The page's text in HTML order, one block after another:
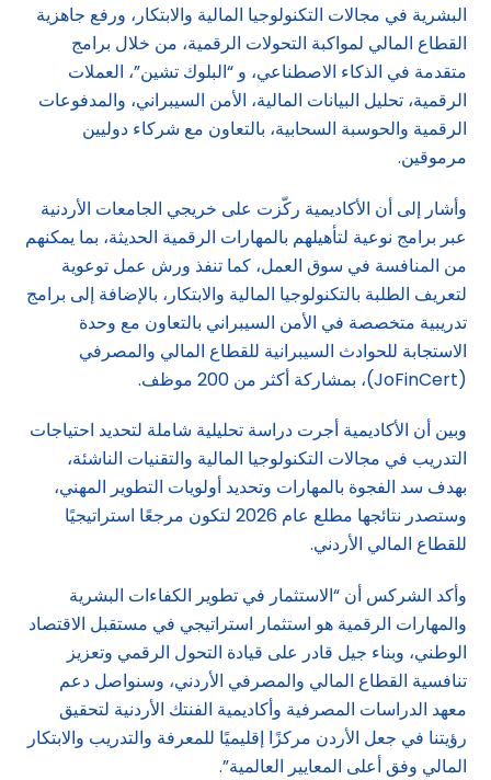
البشرية في مجالات التكنولوجيا المالية والابتكار، ورفع جاهزية
القطاع المالي لمواكبة التحولات الرقمية، من خلال برامج
متقدمة في الذكاء الاصطناعي، و “البلوك تشين”، العملات
الرقمية، تحليل البيانات المالية، الأمن السيبراني، والمدفوعات
الرقمية والحوسبة السحابية، بالتعاون مع شركاء دوليين
مرموقين.
وأشار إلى أن الأكاديمية ركّزت على خريجي الجامعات الأردنية
عبر برامج نوعية لتأهيلهم بالمهارات الرقمية الحديثة، بما يمكنهم
من المنافسة في سوق العمل، كما تنفذ ورش عمل توعوية
لتعريف الطلبة بالتكنولوجيا المالية والابتكار، بالإضافة إلى برامج
تدريبية متخصصة في الأمن السيبراني بالتعاون مع وحدة
الاستجابة للحوادث السيبرانية للقطاع المالي والمصرفي
(JoFinCert)، بمشاركة أكثر من 200 موظف.
وبين أن الأكاديمية أجرت دراسة تحليلية شاملة لتحديد احتياجات
التدريب في مجالات التكنولوجيا المالية والتقنيات الناشئة،
بهدف سد الفجوة بالمهارات وتحديد أولويات التطوير المهني،
وستصدر نتائجها مطلع عام 2026 لتكون مرجعًا استراتيجيًا
للقطاع المالي الأردني.
وأكد الشركس أن “الاستثمار في تطوير الكفاءات البشرية
والمهارات الرقمية هو استثمار استراتيجي في مستقبل الاقتصاد
الوطني، وبناء جيل قادر على قيادة التحول الرقمي وتعزيز
تنافسية القطاع المالي والمصرفي الأردني، وسنواصل دعم
معهد الدراسات المصرفية وأكاديمية الفنتك الأردنية لتحقيق
رؤيتنا في جعل الأردن مركزًا إقليميًا للمعرفة والتدريب والابتكار
المالي وفق أعلى المعايير العالمية”.